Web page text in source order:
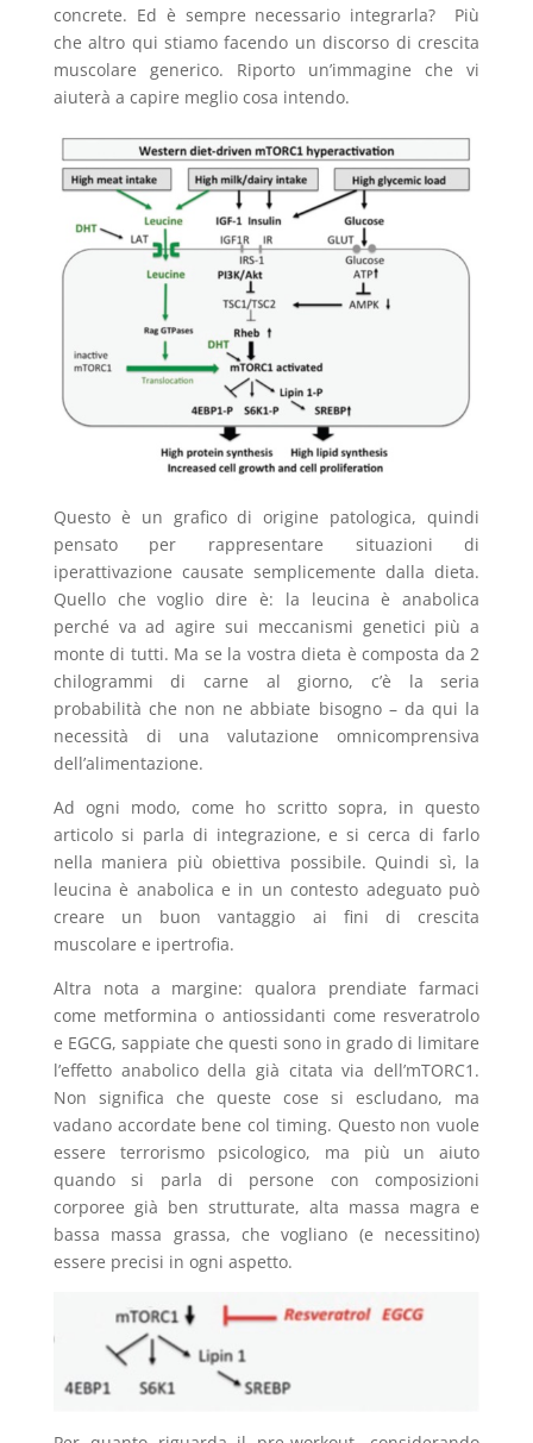
concrete. Ed è sempre necessario integrarla? Più
che altro qui stiamo facendo un discorso di crescita
muscolare generico. Riporto un’immagine che vi
aiuterà a capire meglio cosa intendo.
Questo è un grafico di origine patologica, quindi
pensato per rappresentare situazioni di
iperattivazione causate semplicemente dalla dieta.
Quello che voglio dire è: la leucina è anabolica
perché va ad agire sui meccanismi genetici più a
monte di tutti. Ma se la vostra dieta è composta da 2
chilogrammi di carne al giorno, c’è la seria
probabilità che non ne abbiate bisogno – da qui la
necessità di una valutazione omnicomprensiva
dell’alimentazione.
Ad ogni modo, come ho scritto sopra, in questo
articolo si parla di integrazione, e si cerca di farlo
nella maniera più obiettiva possibile. Quindi sì, la
leucina è anabolica e in un contesto adeguato può
creare un buon vantaggio ai fini di crescita
muscolare e ipertrofia.
Altra nota a margine: qualora prendiate farmaci
come metformina o antiossidanti come resveratrolo
e EGCG, sappiate che questi sono in grado di limitare
l’effetto anabolico della già citata via dell’mTORC1.
Non significa che queste cose si escludano, ma
vadano accordate bene col timing. Questo non vuole
essere terrorismo psicologico, ma più un aiuto
quando si parla di persone con composizioni
corporee già ben strutturate, alta massa magra e
bassa massa grassa, che vogliano (e necessitino)
essere precisi in ogni aspetto.